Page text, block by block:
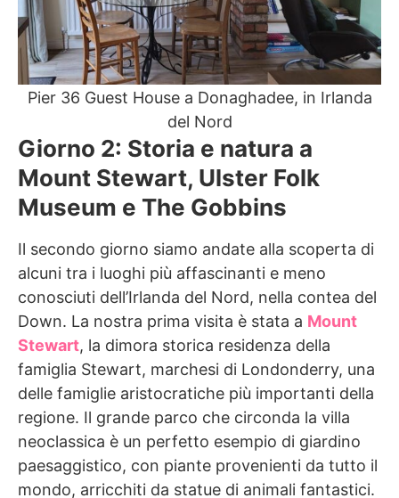
Pier 36 Guest House a Donaghadee, in Irlanda
del Nord
Giorno 2: Storia e natura a
Mount Stewart, Ulster Folk
Museum e The Gobbins
Il secondo giorno siamo andate alla scoperta di
alcuni tra i luoghi più affascinanti e meno
conosciuti dell’Irlanda del Nord, nella contea del
Down. La nostra prima visita è stata a Mount
Stewart, la dimora storica residenza della
famiglia Stewart, marchesi di Londonderry, una
delle famiglie aristocratiche più importanti della
regione. Il grande parco che circonda la villa
neoclassica è un perfetto esempio di giardino
paesaggistico, con piante provenienti da tutto il
mondo, arricchiti da statue di animali fantastici.